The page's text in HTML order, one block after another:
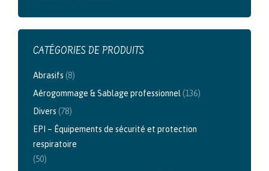
CATÉGORIES DE PRODUITS
Abrasifs (8)
Aérogommage & Sablage professionnel (136)
Divers (78)
EPI – Équipements de sécurité et protection
respiratoire
(50)